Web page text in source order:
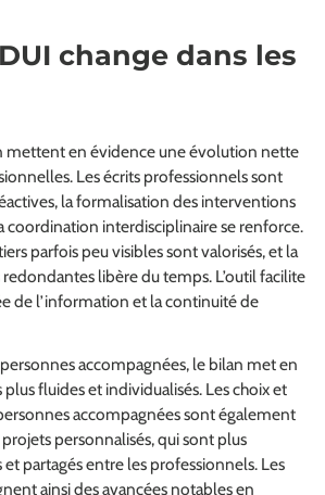
change dans les
mettent en évidence une évolution nette
Les écrits professionnels sont
la formalisation des interventions
coordination interdisciplinaire se renforce.
parfois peu visibles sont valorisés, et la
libère du temps. L’outil facilite
de l’information et la continuité de
accompagnées, le bilan met en
fluides et individualisés. Les choix et
accompagnées sont également
personnalisés, qui sont plus
partagés entre les professionnels. Les
ainsi des avancées notables en